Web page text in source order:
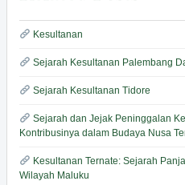
Kesultanan
Sejarah Kesultanan Palembang
Sejarah Kesultanan Tidore
Sejarah dan Jejak Peninggalan
Kontribusinya dalam Budaya Nusa
Kesultanan Ternate: Sejarah
Wilayah Maluku